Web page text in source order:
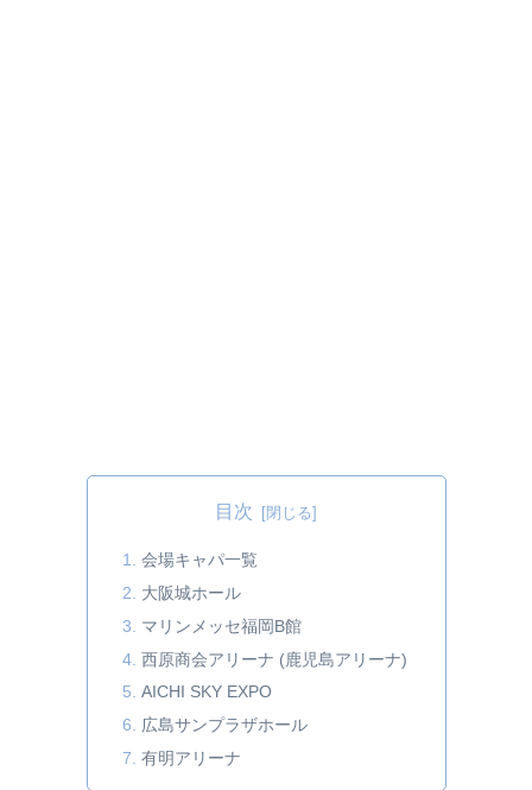
目次
会場キャパ一覧
大阪城ホール
マリンメッセ福岡B館
西原商会アリーナ (鹿児島アリーナ)
AICHI SKY EXPO
広島サンプラザホール
有明アリーナ